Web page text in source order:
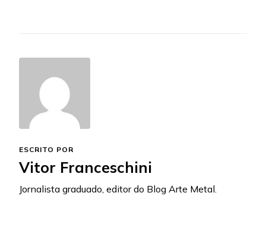
ESCRITO POR
Vitor Franceschini
Jornalista graduado, editor do Blog Arte Metal.